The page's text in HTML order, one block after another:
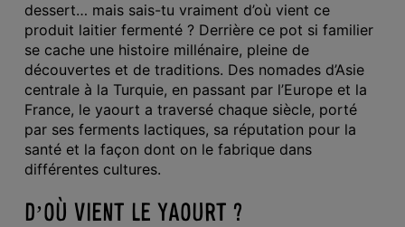
dessert… mais sais-tu vraiment d’où vient ce
produit laitier fermenté ? Derrière ce pot si familier
se cache une histoire millénaire, pleine de
découvertes et de traditions. Des nomades d’Asie
centrale à la Turquie, en passant par l’Europe et la
France, le yaourt a traversé chaque siècle, porté
par ses ferments lactiques, sa réputation pour la
santé et la façon dont on le fabrique dans
différentes cultures.
D’OÙ VIENT LE YAOURT ?